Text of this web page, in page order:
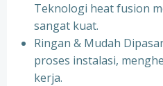
Teknologi heat fusion
sangat kuat.
⁠Ringan & Mudah
proses instalasi,
kerja.